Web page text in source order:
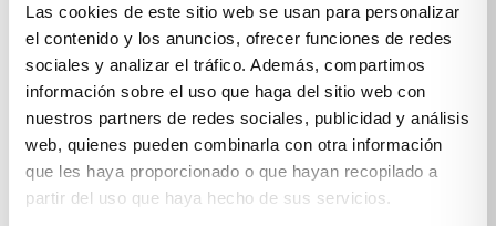
Las cookies de este sitio web se usan para personalizar
el contenido y los anuncios, ofrecer funciones de redes
sociales y analizar el tráfico. Además, compartimos
información sobre el uso que haga del sitio web con
nuestros partners de redes sociales, publicidad y análisis
web, quienes pueden combinarla con otra información
que les haya proporcionado o que hayan recopilado a
partir del uso que haya hecho de sus servicios.